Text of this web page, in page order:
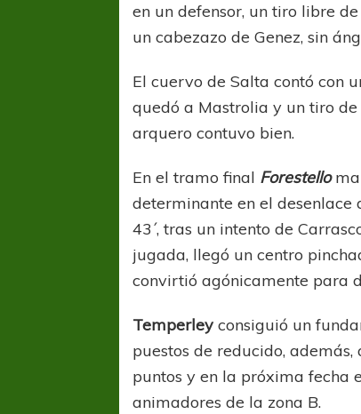
en un defensor, un tiro libre
un cabezazo de Genez, sin
El cuervo de Salta contó con
quedó a Mastrolia y un tiro
arquero contuvo bien.
En el tramo final Forestello
determinante en el desenlace
43´, tras un intento de
jugada, llegó un centro
convirtió agónicamente para
Temperley consiguió un
puestos de reducido,
puntos y en la próxima fecha
animadores de la zona B.